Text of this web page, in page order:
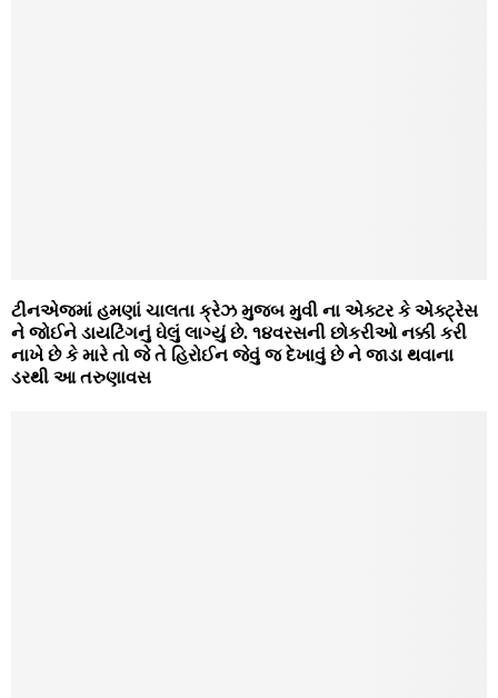
ટીનએજમાં હમણાં ચાલતા ક્રેઝ મુજબ મુવી ના એક્ટર કે એક્ટ્રેસ
ને જોઈને ડાયટિંગનું ઘેલું લાગ્યું છે. ૧૪વરસની છોકરીઓ નક્કી કરી
નાખે છે કે મારે તો જે તે હિરોઈન જેવું જ દેખાવું છે ને જાડા થવાના
ડરથી આ તરુણાવસ